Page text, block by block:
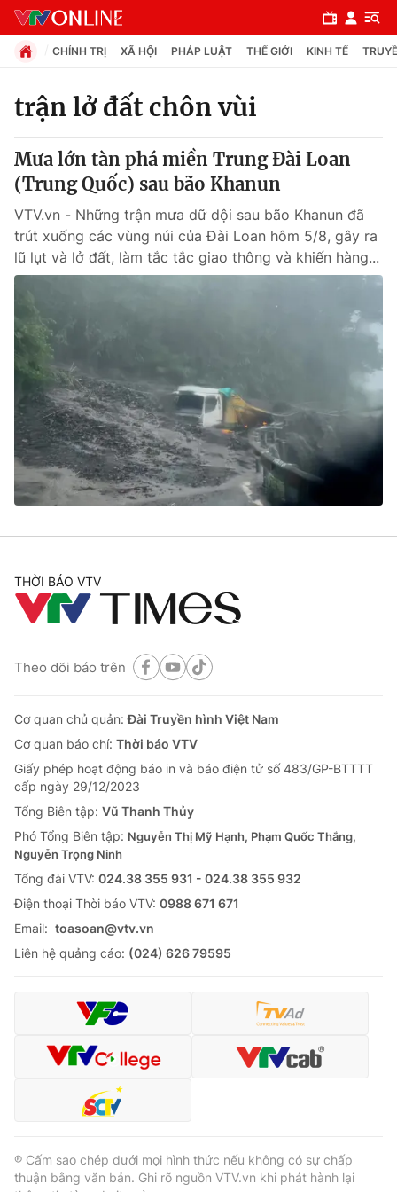
Chuyên mục
Chính trị
Xã hội
Pháp luật
Y tế
Thế giới
Tin tức
Thế giới đó đây
Câu chuyện quốc tế
Kinh tế
Tài chính
Thị trường
Góc doanh nghiệp
Dữ liệu và đời sống
Truyền hình
Phim VTV
Hậu trường
Giải sao mai
Giải trí
Điện ảnh
Âm nhạc
Du lịch
Làm đẹp
Chất lượng cuộc sống
Tuyển sinh
Học trực tuyến
Công nghệ
Hitech Công nghệ tương lai
Sản phẩm
Thị trường
Tư vấn
Giao lưu trực tuyến
Lịch phát sóng
Chuyên mục khác
Emagazine Podcast
Video Shorts video
VTV Money
VTV Sức khoẻ Bất động sản
CHÍNH TRỊ XÃ HỘI PHÁP LUẬT THẾ GIỚI KINH TẾ
trận lở đất chôn vùi
Mưa lớn tàn phá miền Trung Đài Loan
(Trung Quốc) sau bão Khanun
VTV.vn - Những trận mưa dữ dội sau bão Khanun đã
trút xuống các vùng núi của Đài Loan hôm 5/8, gây ra
lũ lụt và lở đất, làm tắc tắc giao thông và khiến hàng...
THỜI BÁO VTV
Theo dõi báo trên
Cơ quan chủ quản:Đài Truyền hình Việt Nam
Cơ quan báo chí: Thời báo VTV
Giấy phép hoạt động báo in và báo điện tử số 483/GP-BTTTT
cấp ngày 29/12/2023
Tổng Biên tập: Vũ Thanh Thủy
Phó Tổng Biên tập: Nguyễn Thị Mỹ Hạnh, Phạm Quốc Thắng,
Nguyễn Trọng Ninh
Tổng đài VTV: 024.38 355 931 - 024.38 355 932
Ðiện thoại Thời báo VTV: 0988 671 671
Email: toasoan@vtv.vn
Liên hệ quảng cáo: (024) 626 79595
® Cấm sao chép dưới mọi hình thức nếu không có sự chấp
thuận bằng văn bản. Ghi rõ nguồn VTV.vn khi phát hành lại